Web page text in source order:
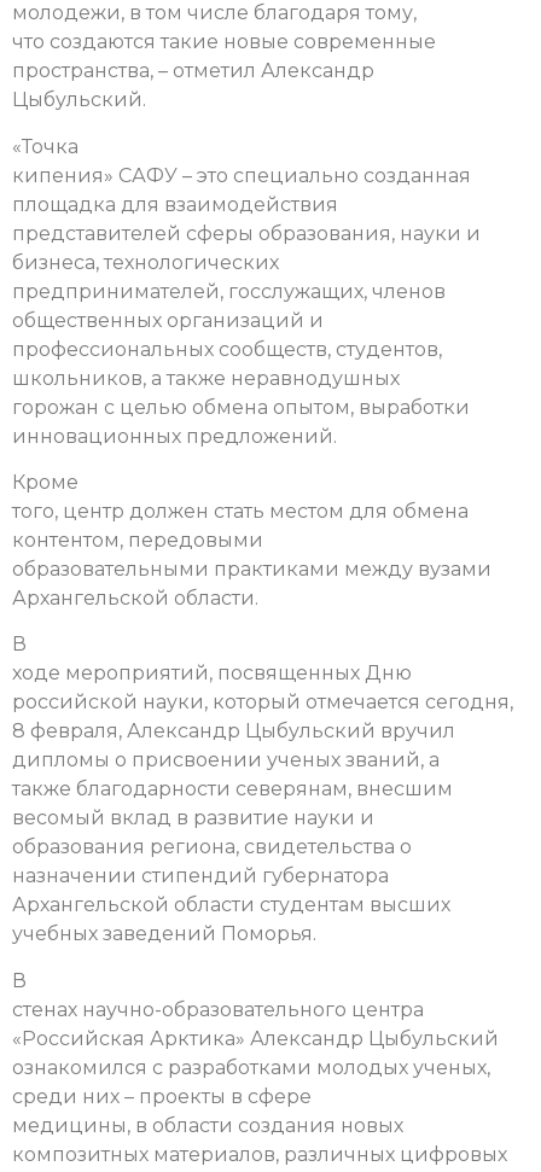
молодежи, в том числе благодаря тому,
что создаются такие новые современные
пространства, – отметил Александр
Цыбульский.
«Точка
кипения» САФУ – это специально созданная
площадка для взаимодействия
представителей сферы образования, науки и
бизнеса, технологических
предпринимателей, госслужащих, членов
общественных организаций и
профессиональных сообществ, студентов,
школьников, а также неравнодушных
горожан с целью обмена опытом, выработки
инновационных предложений.
Кроме
того, центр должен стать местом для обмена
контентом, передовыми
образовательными практиками между вузами
Архангельской области.
В
ходе мероприятий, посвященных Дню
российской науки, который отмечается сегодня,
8 февраля, Александр Цыбульский вручил
дипломы о присвоении ученых званий, а
также благодарности северянам, внесшим
весомый вклад в развитие науки и
образования региона, свидетельства о
назначении стипендий губернатора
Архангельской области студентам высших
учебных заведений Поморья.
В
стенах научно-образовательного центра
«Российская Арктика» Александр Цыбульский
ознакомился с разработками молодых ученых,
среди них – проекты в сфере
медицины, в области создания новых
композитных материалов, различных цифровых